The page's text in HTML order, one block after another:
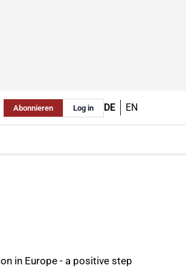
Abonnieren Log in DE EN
in Europe - a positive step